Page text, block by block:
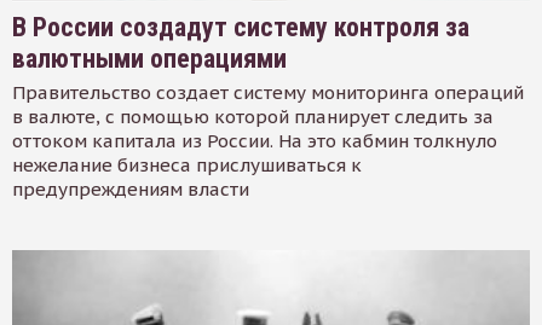
В России создадут систему контроля за
валютными операциями
Правительство создает систему мониторинга операций
в валюте, с помощью которой планирует следить за
оттоком капитала из России. На это кабмин толкнуло
нежелание бизнеса прислушиваться к
предупреждениям власти